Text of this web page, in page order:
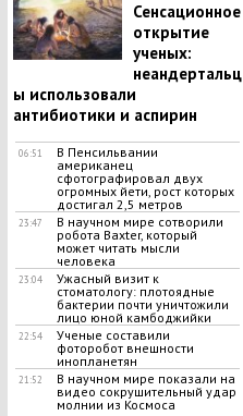
Сенсационное
открытие
ученых:
неандертальц
ы использовали
антибиотики и аспирин
06:51
В Пенсильвании
американец
сфотографировал двух
огромных йети, рост которых
достигал 2,5 метров
23:47
В научном мире сотворили
робота Baxter, который
может читать мысли
человека
23:04
Ужасный визит к
стоматологу: плотоядные
бактерии почти уничтожили
лицо юной камбоджийки
22:54
Ученые составили
фоторобот внешности
инопланетян
21:52
В научном мире показали на
видео сокрушительный удар
молнии из Космоса